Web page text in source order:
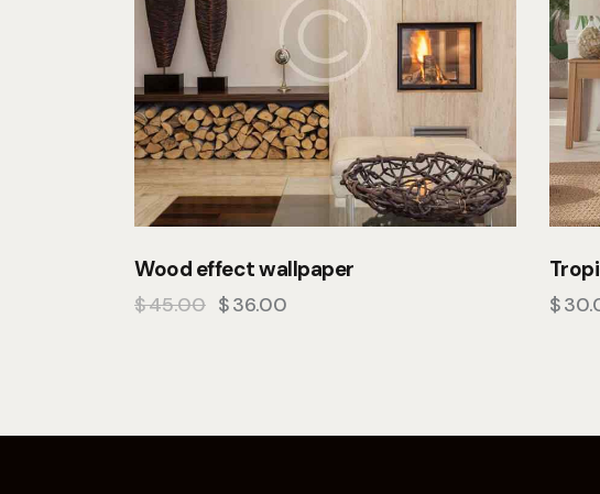
Wood effect wallpaper
$45.00 $36.00 $